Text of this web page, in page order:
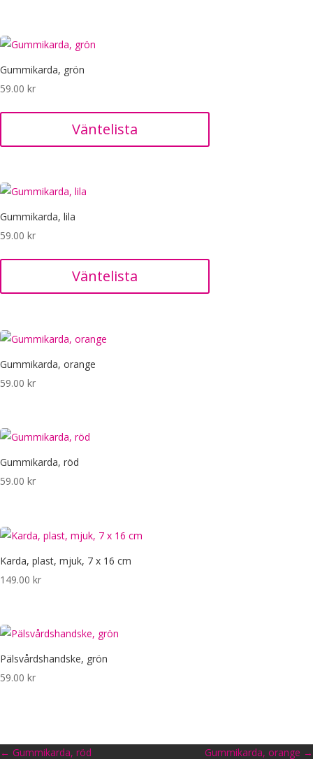
Gummikarda, grön
59.00 kr
Väntelista
Gummikarda, lila
59.00 kr
Väntelista
Gummikarda, orange
59.00 kr
Gummikarda, röd
59.00 kr
Karda, plast, mjuk, 7 x 16 cm
149.00 kr
Pälsvårdshandske, grön
59.00 kr
← Gummikarda, röd Gummikarda, orange →